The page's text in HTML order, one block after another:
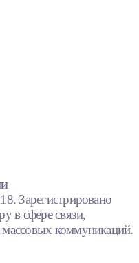
Зарегистрировано
в сфере связи,
коммуникаций.